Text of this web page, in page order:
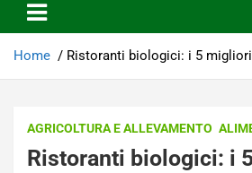
Home Ristoranti biologici: i 5
AGRICOLTURA E ALLEVAMENTO
Ristoranti biologici: i